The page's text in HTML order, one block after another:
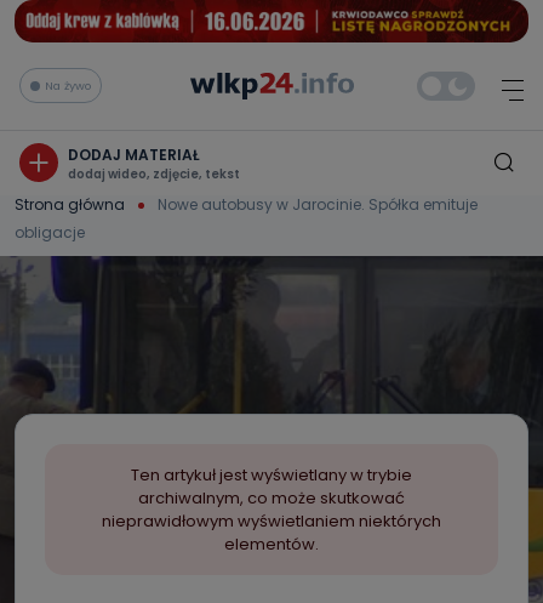
Na żywo
DODAJ MATERIAŁ
dodaj wideo, zdjęcie, tekst
Strona główna
Nowe autobusy w Jarocinie. Spółka emituje
obligacje
Ten artykuł jest wyświetlany w trybie
archiwalnym, co może skutkować
nieprawidłowym wyświetlaniem niektórych
elementów.